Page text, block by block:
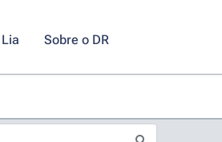
Lia Sobre o DR